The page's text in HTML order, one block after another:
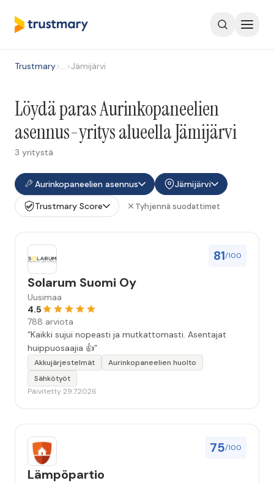
Trustmary>…>Jämijärvi
Löydä paras Aurinkopaneelien
asennus-yritys alueella Jämijärvi
3 yritystä
Aurinkopaneelien asennus
Jämijärvi
Trustmary Score
Tyhjennä suodattimet
81/100
Solarum Suomi Oy
Uusimaa
4.5
788 arviota
“Kaikki sujui nopeasti ja mutkattomasti. Asentajat
huippuosaajia 👍”
Akkujärjestelmät
Aurinkopaneelien huolto
Sähkötyöt
Päivitetty 29.7.2026
75/100
Lämpöpartio